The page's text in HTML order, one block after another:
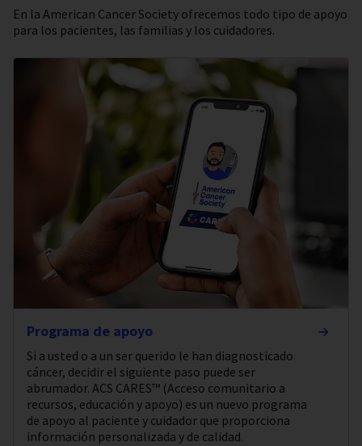
En la American Cancer Society ofrecemos todo tipo de apoyo
para los pacientes, las familias y los cuidadores.
Programa de apoyo
Si a usted o a un ser querido le han diagnosticado
cáncer, decidir el siguiente paso puede ser
abrumador. ACS CARES™ (Acceso comunitario a
recursos, educación y apoyo) es un nuevo programa
de apoyo al paciente y cuidador que proporciona
información personalizada y de calidad.